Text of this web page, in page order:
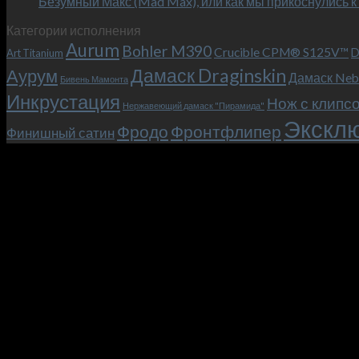
Категории исполнения
Art Titanium Aurum Bohler M390Crucible CPM® S125V™
Аурум Бивень Мамонта Дамаск Draginskin Дамаск
Инкрустация Нержавеющий дамаск "Пирамида" Нож с
Финишный сатин Фродо Фронтфлипер